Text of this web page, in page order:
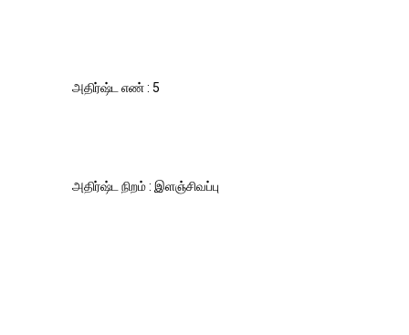
அதிர்ஷ்ட எண் : 5
அதிர்ஷ்ட நிறம் : இளஞ்சிவப்பு